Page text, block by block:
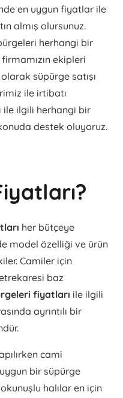
en uygun fiyatlar ile
almış olursunuz.
herhangi bir
ekipleri
süpürge satışı
ile irtibatı
ile ilgili herhangi bir
destek oluyoruz.
her bütçeye
model özelliği ve ürün
Camiler için
baz
fiyatları ile ilgili
ayrıntılı bir
cami
bir süpürge
halılar en için